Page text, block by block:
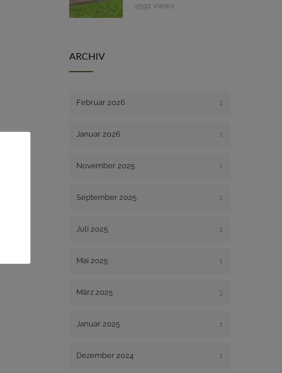
2591 views
ARCHIV
Februar 2026 1
Januar 2026 1
November 2025 1
September 2025 1
Juli 2025 1
Mai 2025 1
März 2025 3
Januar 2025 1
Dezember 2024 1